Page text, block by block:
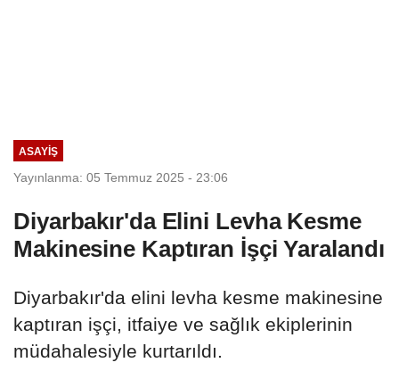
ASAYIŞ
Yayınlanma: 05 Temmuz 2025 - 23:06
Diyarbakır'da Elini Levha Kesme
Makinesine Kaptıran İşçi Yaralandı
Diyarbakır'da elini levha kesme makinesine
kaptıran işçi, itfaiye ve sağlık ekiplerinin
müdahalesiyle kurtarıldı.